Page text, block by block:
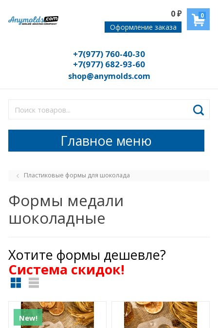
0
0₽
Оформление заказа
+7(977) 760-40-30
+7(977) 682-93-60
shop@anymolds.com
Главное меню
Пластиковые формы для шоколада
Формы медали
шоколадные
Хотите формы дешевле?
Cистема скидок!
New!